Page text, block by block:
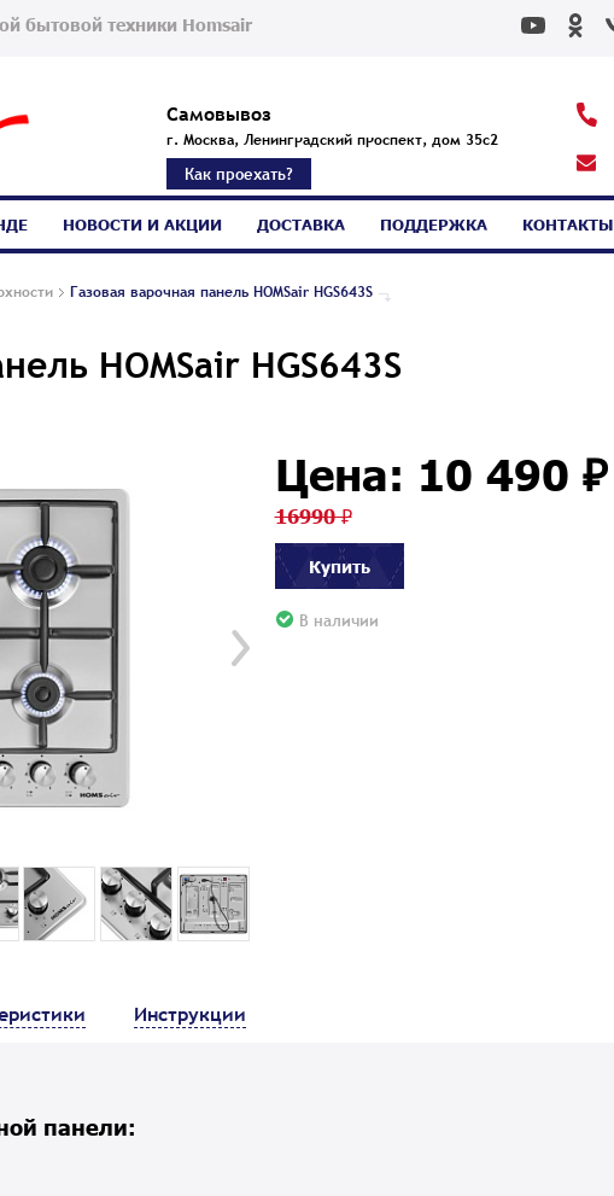
бытовой техники Homsair
Самовывоз
г. Москва, Ленинградский проспект, дом 35с2
Как проехать?
Газовая варочная панель HOMSair HGS643S
HOMSair HGS643S
Цена: 10 490 ₽
16990 ₽
Купить
В наличии
Инструкции
панели:
НОВОСТИ И АКЦИИ ДОСТАВКА ПОДДЕРЖКА КОНТАКТЫ